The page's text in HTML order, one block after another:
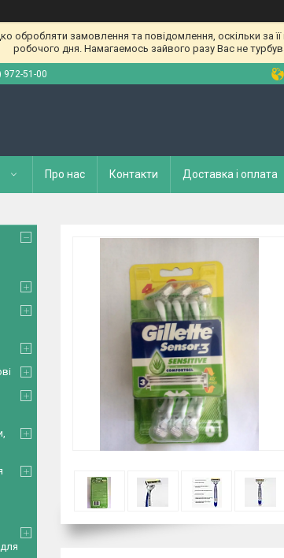
обробляти замовлення та повідомлення, оскільки за
робочого дня. Намагаемось зайвого разу Вас не
972-51-00
Про нас Контакти Доставка і оплата